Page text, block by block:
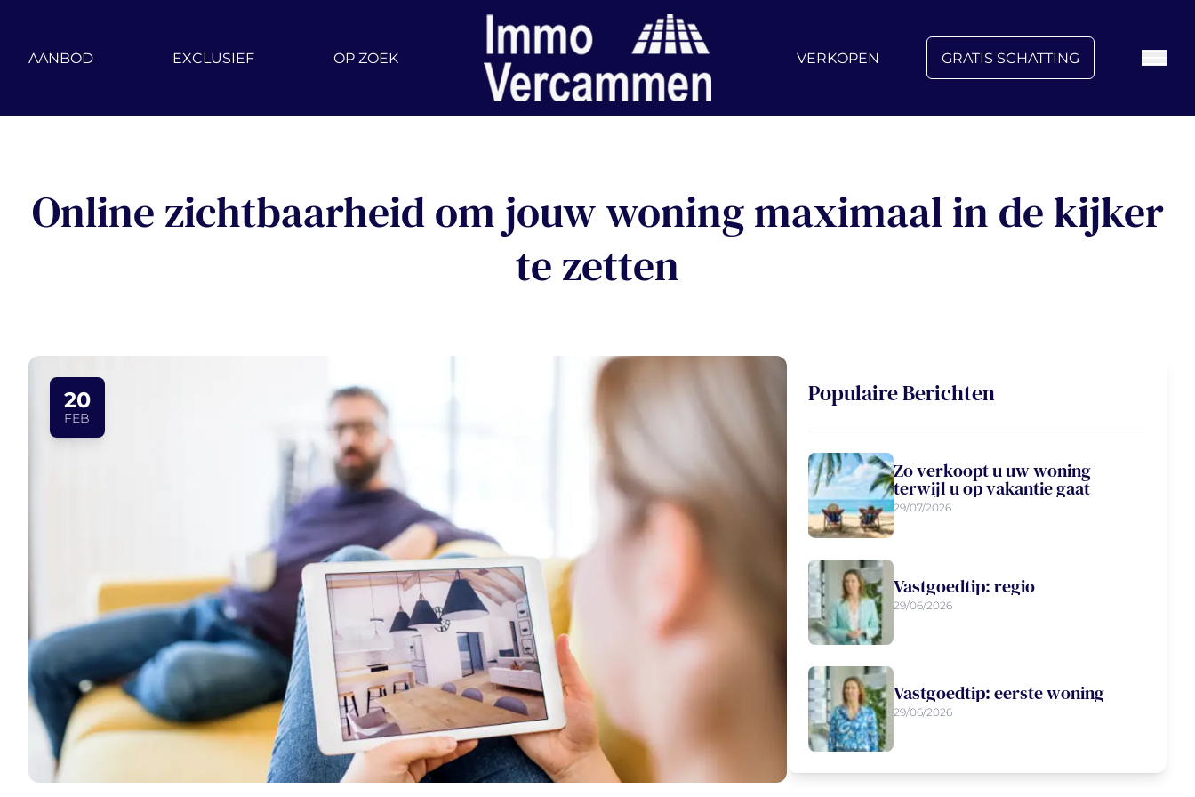
AANBOD EXCLUSIEF OP ZOEK VERKOPEN GRATIS SCHATTING
Online zichtbaarheid om jouw woning maximaal in de kijker
te zetten
20
FEB
Populaire Berichten
Zo verkoopt u uw woning
terwijl u op vakantie gaat
29/07/2026
Vastgoedtip: regio
29/06/2026
Vastgoedtip: eerste woning
29/06/2026